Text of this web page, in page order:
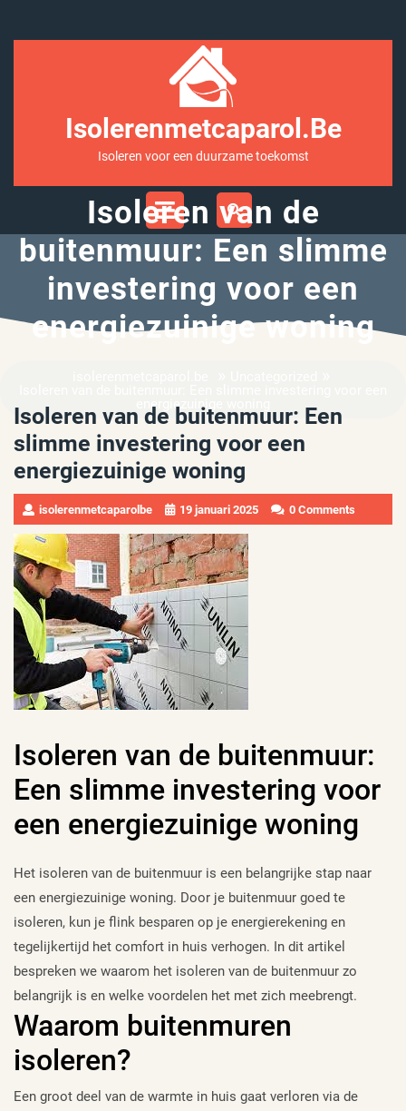
Isolerenmetcaparol.be
Isoleren voor een duurzame toekomst
Open
Menu
Isoleren van de
buitenmuur: Een slimme
investering voor een
energiezuinige woning
energiezuinige woning
Isoleren van de buitenmuur: Een
slimme investering voor een
energiezuinige woning
isolerenmetcaparolbe 19 januari 2025 0 Comments
Isoleren van de buitenmuur:
Een slimme investering voor
een energiezuinige woning
Het isoleren van de buitenmuur is een belangrijke stap naar
een energiezuinige woning. Door je buitenmuur goed te
isoleren, kun je flink besparen op je energierekening en
tegelijkertijd het comfort in huis verhogen. In dit artikel
bespreken we waarom het isoleren van de buitenmuur zo
belangrijk is en welke voordelen het met zich meebrengt.
Waarom buitenmuren
isoleren?
Een groot deel van de warmte in huis gaat verloren via de